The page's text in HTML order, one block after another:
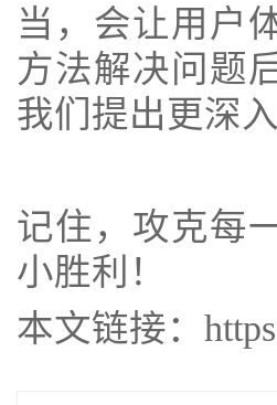
当，会让用户
方法解决问题
我们提出更深
记住，攻克每
小胜利！
本文链接：